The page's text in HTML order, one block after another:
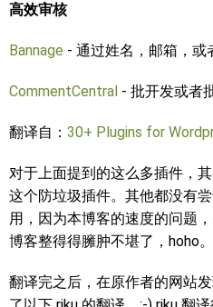
高效审核
Bannage - 通过姓名，邮箱，或
CommentCentral - 批开发或者
翻译自： 30+ Plugins for
对于上面提到的这么多插件，
这个防垃圾插件。其他都没有
用，因为本博客的速度的问题
博客整得得臃肿不堪了，hoho。
翻译完之后，在原作者的网站